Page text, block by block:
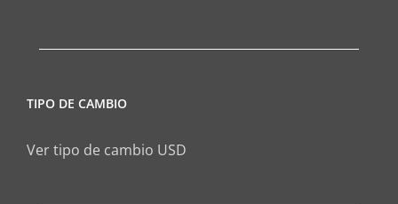
TIPO DE CAMBIO
Ver tipo de cambio USD